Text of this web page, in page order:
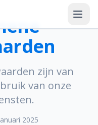
zijn van
van onze
2025